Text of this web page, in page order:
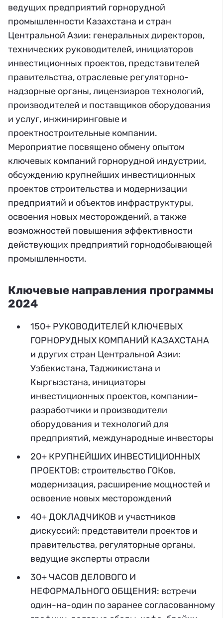
ведущих предприятий горнорудной
промышленности Казахстана и стран
Центральной Азии: генеральных директоров,
технических руководителей, инициаторов
инвестиционных проектов, представителей
правительства, отраслевые регуляторно-
надзорные органы, лицензиаров технологий,
производителей и поставщиков оборудования
и услуг, инжиниринговые и
проектностроительные компании.
Мероприятие посвящено обмену опытом
ключевых компаний горнорудной индустрии,
обсуждению крупнейших инвестиционных
проектов строительства и модернизации
предприятий и объектов инфраструктуры,
освоения новых месторождений, а также
возможностей повышения эффективности
действующих предприятий горнодобывающей
промышленности.
Ключевые направления программы
2024
150+ РУКОВОДИТЕЛЕЙ КЛЮЧЕВЫХ
ГОРНОРУДНЫХ КОМПАНИЙ КАЗАХСТАНА
и других стран Центральной Азии:
Узбекистана, Таджикистана и
Кыргызстана, инициаторы
инвестиционных проектов, компании-
разработчики и производители
оборудования и технологий для
предприятий, международные инвесторы
20+ КРУПНЕЙШИХ ИНВЕСТИЦИОННЫХ
ПРОЕКТОВ: строительство ГОКов,
модернизация, расширение мощностей и
освоение новых месторождений
40+ ДОКЛАДЧИКОВ и участников
дискуссий: представители проектов и
правительства, регуляторные органы,
ведущие эксперты отрасли
30+ ЧАСОВ ДЕЛОВОГО И
НЕФОРМАЛЬНОГО ОБЩЕНИЯ: встречи
один-на-один по заранее согласованному